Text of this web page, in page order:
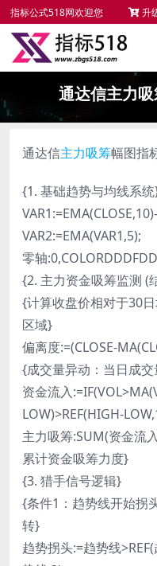
指标公式518网欢迎您
升
未来函数检测
通达信主力
通达信主力吸筹幅图指
{1. 基础趋势与均线系
VAR2:=EMA(VAR1,5);
零轴
{2. 主力资金吸筹监测 (
{计算收盘价相对于30
区域}
偏离度:=(CLOSE-
{成交量异动：当日成
资金流入
LOW)>REF(HIGH-
主力吸筹:SUM(资金流
累计资金吸筹力度}
{3. 猎手信号逻辑}
{条件1：趋势线开始拐
转}
趋势拐头:=趋势线